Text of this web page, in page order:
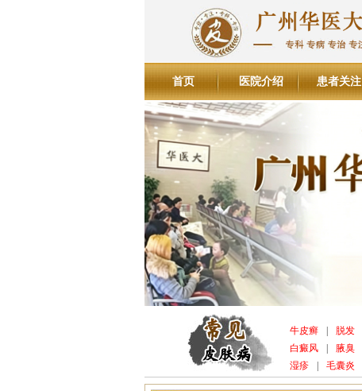
首页 医院介绍 患者关注
牛皮癣 脱发
白癜风
腋臭
湿疹
毛囊炎